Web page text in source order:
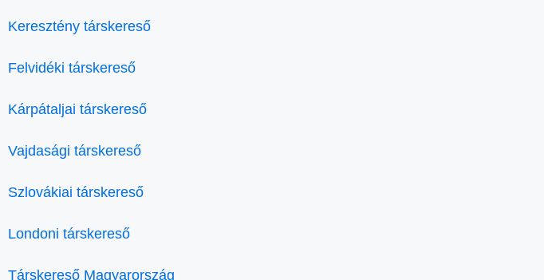
Keresztény társkereső
Felvidéki társkereső
Kárpátaljai társkereső
Vajdasági társkereső
Szlovákiai társkereső
Londoni társkereső
Társkereső Magyarország